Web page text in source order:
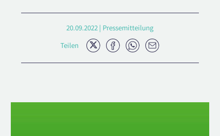
20.09.2022 | Pressemitteilung
Teilen
TwitterFacebook
Whatsapp
E-